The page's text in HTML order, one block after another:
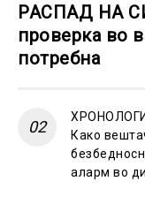
РАСПАД НА
проверка во
потребна
Како
аларм во